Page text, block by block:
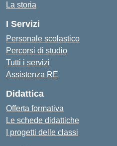
La storia
I Servizi
Personale scolastico
Percorsi di studio
Tutti i servizi
Assistenza RE
Didattica
Offerta formativa
Le schede didattiche
I progetti delle classi